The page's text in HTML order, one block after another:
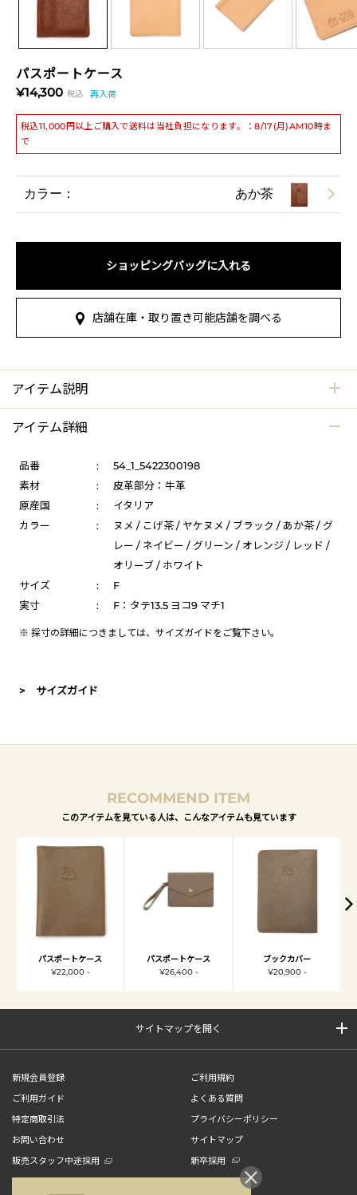
パスポートケース
¥14,300 税込 再入荷
税込11,000円以上ご購入で送料は当社負担になります。：8/17(月)AM10時ま
で
カラー： あか茶
ショッピングバッグに入れる
店舗在庫・取り置き可能店舗を調べる
アイテム説明
アイテム詳細
品番 :
54_1_5422300198
素材
:
皮革部分：牛革
原産国
:
イタリア
カラー
:
ヌメ / こげ茶 / ヤケヌメ / ブラック / あか茶 / グ
レー / ネイビー / グリーン / オレンジ / レッド /
オリーブ / ホワイト
サイズ
:
F
実寸
: F：タテ13.5 ヨコ9 マチ1
※ 採寸の詳細につきましては、 サイズガイドをご覧下さい。
> サイズガイド
RECOMMEND ITEM
このアイテムを見ている人は、こんなアイテムも見ています
パスポートケース
¥22,000 -
パスポートケース
¥26,400 -
ブックカバー
¥20,900 -
サイトマップを開く
新規会員登録
ご利用規約
ご利用ガイド
よくある質問
特定商取引法
プライバシーポリシー
お問い合わせ
サイトマップ
販売スタッフ中途採用
新卒採用